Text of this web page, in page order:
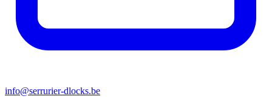
info@serrurier-dlocks.be